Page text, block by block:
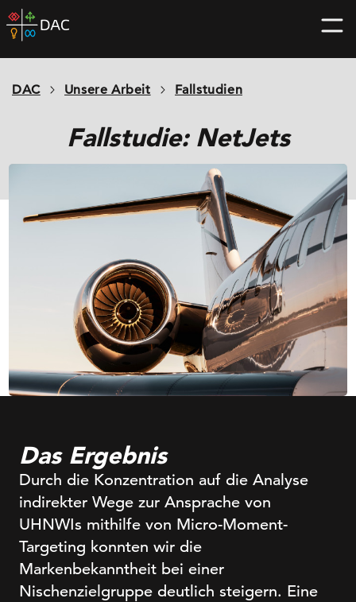
Skip
to
home
DAC Unsere Arbeit Fallstudien
Fallstudie: NetJets
Das Ergebnis
Durch die Konzentration auf die Analyse
indirekter Wege zur Ansprache von
UHNWIs mithilfe von Micro-Moment-
Targeting konnten wir die
Markenbekanntheit bei einer
Nischenzielgruppe deutlich steigern. Eine